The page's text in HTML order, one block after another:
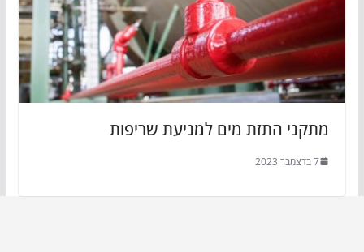
מתקני התזת מים למניעת שריפות
7 בדצמבר 2023